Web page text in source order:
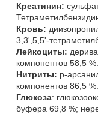
Креатинин:
Кровь:
3,3',5,5'-
Лейкоциты:
компонентов 58,5 %.
Нитриты: p-
компонентов 86,5 %.
Глюкоза:
буфера 69,8 %;